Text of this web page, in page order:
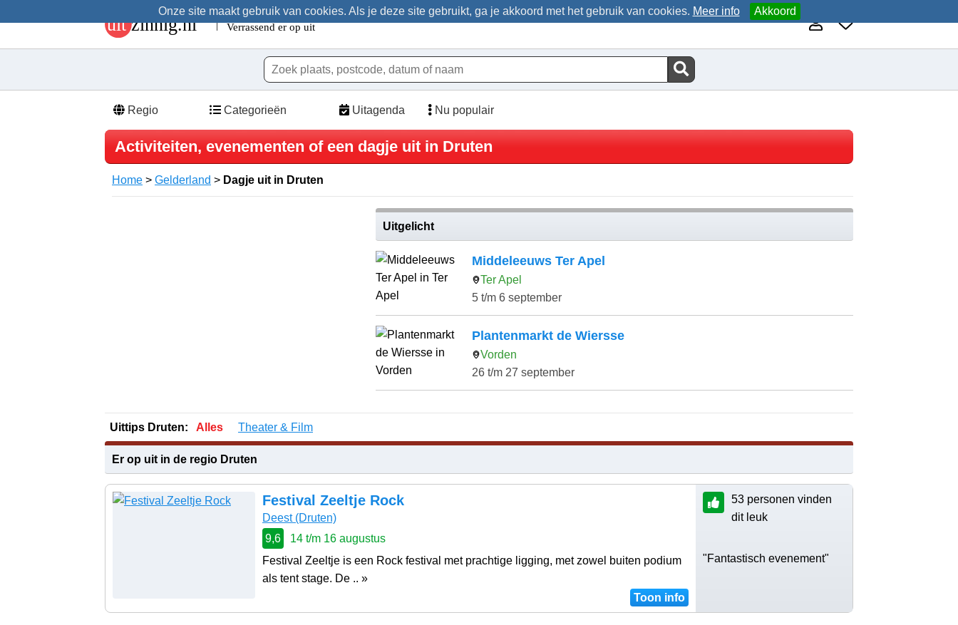
Onze site maakt gebruik van cookies. Als je deze site gebruikt, ga je akkoord met het gebruik van cookies. Meer info Akkoord
Regio Categorieën Uitagenda Nu populair
Activiteiten, evenementen of een dagje uit in Druten
Home > Gelderland > Dagje uit in Druten
Uitgelicht
Middeleeuws Ter Apel
Ter Apel
5 t/m 6 september
Plantenmarkt de Wiersse
Vorden
26 t/m 27 september
Uittips Druten: Alles Theater & Film
Er op uit in de regio Druten
Festival Zeeltje Rock
Deest(Druten)
9,6
14 t/m 16 augustus
Festival Zeeltje is een Rock festival met prachtige ligging, met zowel buiten podium
als tent stage. De .. »
Toon info
53 personen vinden
dit leuk
"Fantastisch evenement"